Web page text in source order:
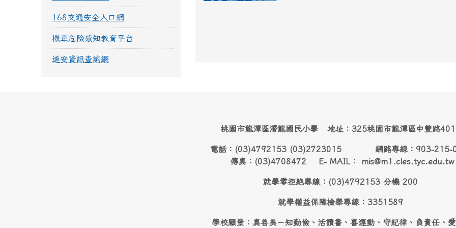
168交通安全入口網
機車危險感知教育平台
道安資訊查詢網
桃園市龍潭區潛龍國民小學 地址：325桃園市龍潭區中豐路
電話：(03)4792153 (03)2723015 網路專線：903-215-
傳真：(03)4708472 E- MAIL： mis@m1.cles.tyc.edu.tw
就學零拒絶專線：(03)4792153 分機 200
就學權益保障檢舉專線：3351589
學校願景：真善美－知勤儉、活讀書、喜運動、守紀律、負責任、